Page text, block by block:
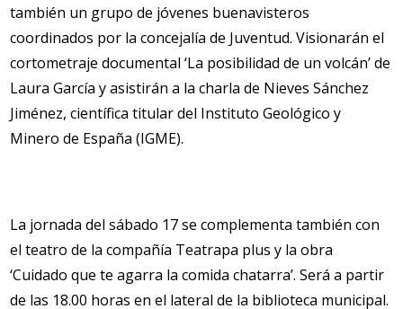
también un grupo de jóvenes buenavisteros
coordinados por la concejalía de Juventud. Visionarán el
cortometraje documental ‘La posibilidad de un volcán’ de
Laura García y asistirán a la charla de Nieves Sánchez
Jiménez, científica titular del Instituto Geológico y
Minero de España (IGME).
La jornada del sábado 17 se complementa también con
el teatro de la compañía Teatrapa plus y la obra
‘Cuidado que te agarra la comida chatarra’. Será a partir
de las 18.00 horas en el lateral de la biblioteca municipal.